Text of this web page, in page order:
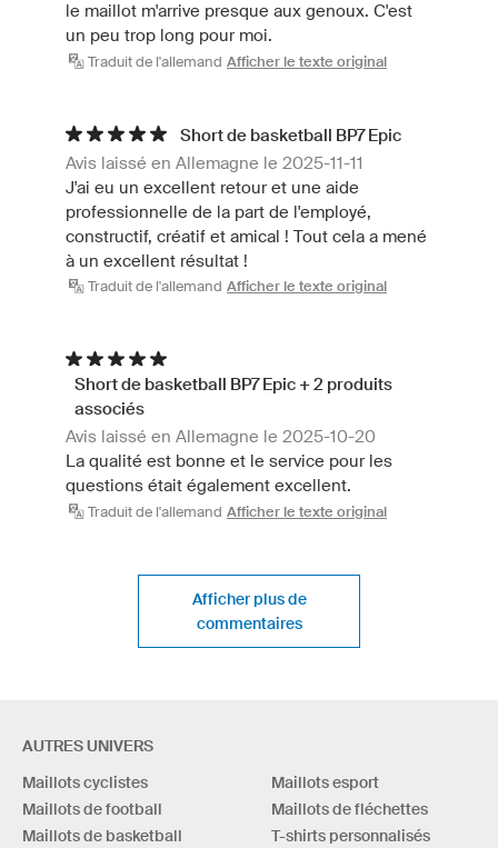
le maillot m'arrive presque aux genoux. C'est
un peu trop long pour moi.
Traduit de l'allemand Afficher le texte original
Short de basketball BP7 Epic
Avis laissé en Allemagne le 2025-11-11
J'ai eu un excellent retour et une aide
professionnelle de la part de l'employé,
constructif, créatif et amical ! Tout cela a mené
à un excellent résultat !
Traduit de l'allemand Afficher le texte original
Short de basketball BP7 Epic + 2 produits
associés
Avis laissé en Allemagne le 2025-10-20
La qualité est bonne et le service pour les
questions était également excellent.
Traduit de l'allemand Afficher le texte original
Afficher plus de
commentaires
AUTRES UNIVERS
Maillots cyclistes
Maillots de football
Maillots de basketball
Maillots esport
Maillots de fléchettes
T-shirts personnalisés